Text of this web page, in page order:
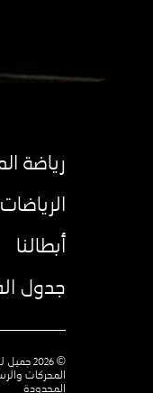
رياضة
أبطالنا
جدول
©
المحركات
المحدودة